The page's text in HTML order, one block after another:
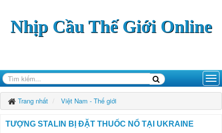
Nhịp Cầu Thế Giới Online
Trang nhất Việt Nam - Thế giới
TƯỢNG STALIN BỊ ĐẶT THUỐC NỔ TẠI UKRAINE